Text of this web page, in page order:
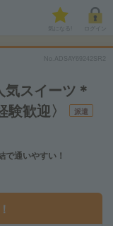
気になる!
No.ADSAY69242SR2
スイーツ＊
歓迎〉
派遣
で通いやすい！